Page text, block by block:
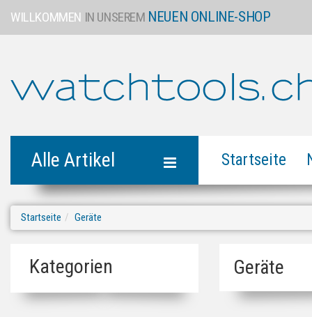
WILLKOMMEN IN UNSEREM NEUEN ONLINE-SHOP
Alle Artikel Startseite
Startseite Geräte
Kategorien Geräte